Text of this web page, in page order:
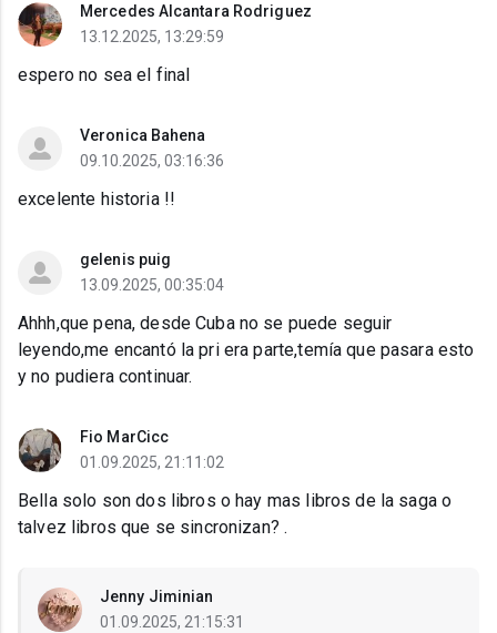
Mercedes Alcantara Rodriguez
13.12.2025, 13:29:59
espero no sea el final
Veronica Bahena
09.10.2025, 03:16:36
excelente historia !!
gelenis puig
13.09.2025, 00:35:04
Ahhh,que pena, desde Cuba no se puede seguir
leyendo,me encantó la pri era parte,temía que pasara esto
y no pudiera continuar.
Fio MarCicc
01.09.2025, 21:11:02
Bella solo son dos libros o hay mas libros de la saga o
talvez libros que se sincronizan? .
Jenny Jiminian
01.09.2025, 21:15:31